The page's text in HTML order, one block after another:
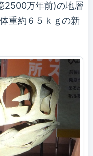
2500万年前)の地層
重約６５ｋｇの新